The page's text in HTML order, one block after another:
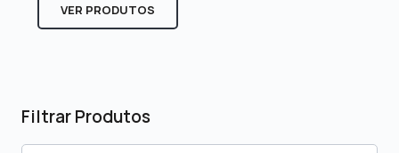
Filtrar Produtos
VER PRODUTOS